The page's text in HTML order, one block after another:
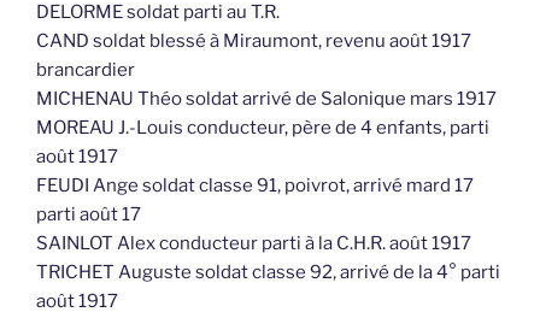
DELORME soldat parti au T.R.
CAND soldat blessé à Miraumont, revenu août 1917
brancardier
MICHENAU Théo soldat arrivé de Salonique mars 1917
MOREAU J.-Louis conducteur, père de 4 enfants, parti
août 1917
FEUDI Ange soldat classe 91, poivrot, arrivé mard 17
parti août 17
SAINLOT Alex conducteur parti à la C.H.R. août 1917
TRICHET Auguste soldat classe 92, arrivé de la 4° parti
août 1917